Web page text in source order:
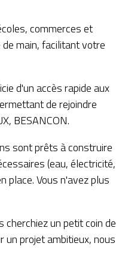
commerces et
main, facilitant votre
d'un accès rapide aux
de rejoindre
BESANCON.
sont prêts à construire
(eau, électricité,
place. Vous n'avez plus
cherchiez un petit coin de
un projet ambitieux, nous